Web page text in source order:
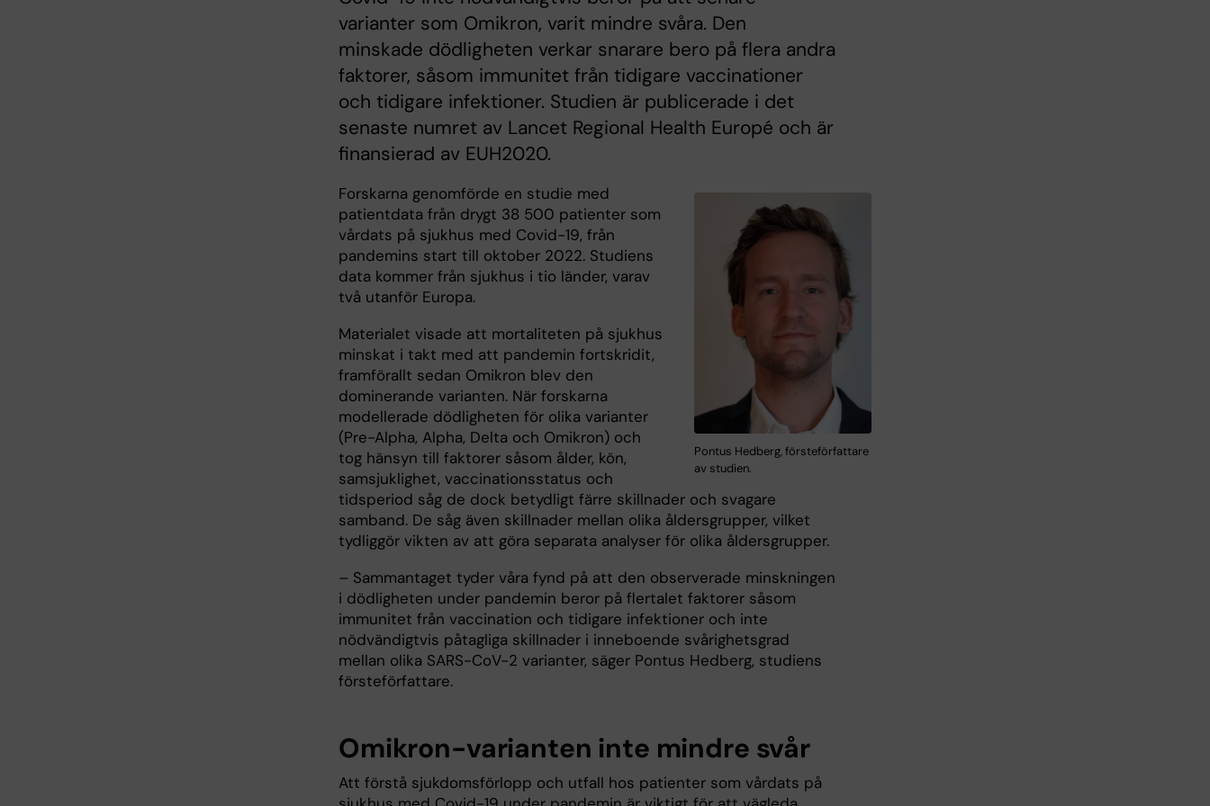
varianter som Omikron, varit mindre svåra. Den
minskade dödligheten verkar snarare bero på flera andra
faktorer, såsom immunitet från tidigare vaccinationer
och tidigare infektioner. Studien är publicerade i det
senaste numret av Lancet Regional Health Europé och är
finansierad av EUH2020.
Pontus Hedberg, försteförfattare
av studien.
Forskarna genomförde en studie med
patientdata från drygt 38 500 patienter som
vårdats på sjukhus med Covid-19, från
pandemins start till oktober 2022. Studiens
data kommer från sjukhus i tio länder, varav
två utanför Europa.
Materialet visade att mortaliteten på sjukhus
minskat i takt med att pandemin fortskridit,
framförallt sedan Omikron blev den
dominerande varianten. När forskarna
modellerade dödligheten för olika varianter
(Pre-Alpha, Alpha, Delta och Omikron) och
tog hänsyn till faktorer såsom ålder, kön,
samsjuklighet, vaccinationsstatus och
tidsperiod såg de dock betydligt färre skillnader och svagare
samband. De såg även skillnader mellan olika åldersgrupper, vilket
tydliggör vikten av att göra separata analyser för olika åldersgrupper.
– Sammantaget tyder våra fynd på att den observerade minskningen
i dödligheten under pandemin beror på flertalet faktorer såsom
immunitet från vaccination och tidigare infektioner och inte
nödvändigtvis påtagliga skillnader i inneboende svårighetsgrad
mellan olika SARS-CoV-2 varianter, säger Pontus Hedberg, studiens
försteförfattare.
Omikron-varianten inte mindre svår
Att förstå sjukdomsförlopp och utfall hos patienter som vårdats på